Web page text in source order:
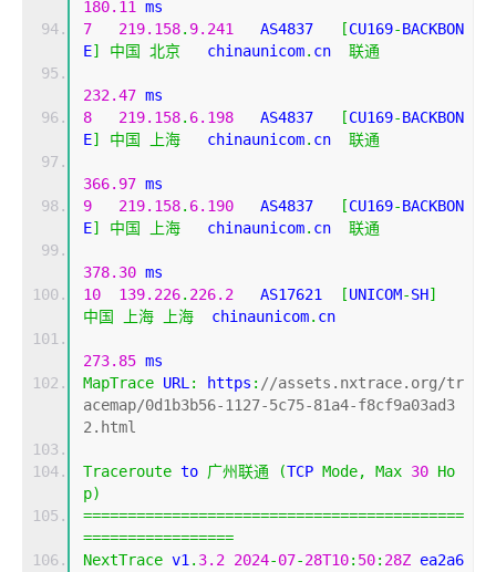
180.11 ms
7
219.158. 9.241
   AS4837
[CU169-BACKBON
E] 中国 北京
   chinaunicom
. cn 联通
232.47 ms
8
219.158. 6.198
   AS4837
[CU169-BACKBON
E] 中国 上海
   chinaunicom
. cn 联通
366.97 ms
9
219.158. 6.190
   AS4837
[CU169-BACKBON
E] 中国 上海
   chinaunicom
. cn 联通
378.30 ms
10
139.226. 226.2
   AS17621
[UNICOM-SH]
中国
上海 上海
  chinaunicom
. cn
273.85 ms
MapTrace URL: https : //assets.nxtrace.org/tr
acemap/0d1b3b56-1127-5c75-81a4-f8cf9a03ad3
2.html
Traceroute to 广州联通 (TCP Mode, Max 30 Ho
p)
===========================================
=================
NextTrace v1. 3.2 2024-07-28T10: 50: 28Z ea2a6